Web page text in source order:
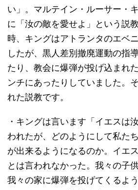
い」。マルテイン・ルーサー・
に「汝の敵を愛せよ」という説
時、キングはアトランタのエベ
したが、黒人差別撤廃運動の指
たり、教会に爆弾が投げ込まれ
ンチにあったりしていました。
れた説教です。
・キングは言います「イエスは
われたが、どのようにして私た
が出来るようになるのか。イエ
とは言われなかった。我々の子
我々の家に爆弾を投げてくるよ